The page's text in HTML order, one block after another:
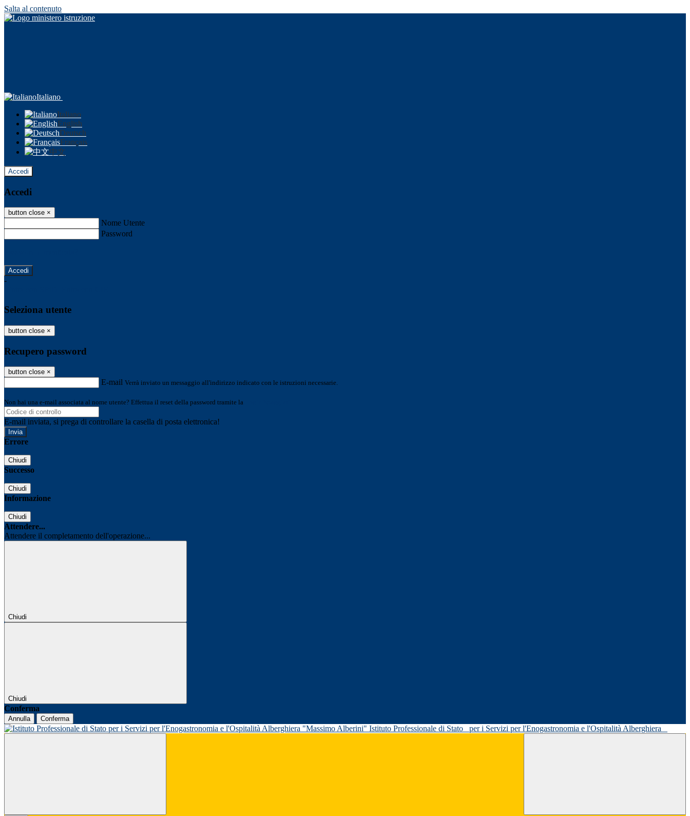
Salta al contenuto
Italiano
Italiano
English
Deutsch
Français
中文
Accedi
Accedi
button close ×
Nome Utente
Password
-
Seleziona utente
button close ×
Recupero password
button close ×
E-mail Verrà inviato un messaggio all'indirizzo indicato con le istruzioni necessarie.
Non hai una e-mail associata al nome utente? Effettua il reset della password tramite la
E-mail inviata, si prega di controllare la casella di posta elettronica!
Errore
Chiudi
Successo
Chiudi
Informazione
Chiudi
Attendere...
Attendere il completamento dell'operazione...
Chiudi
Chiudi
Conferma
Annulla Conferma
Istituto Professionale di Stato per i Servizi per l'Enogastronomia e l'Ospitalità Alberghiera